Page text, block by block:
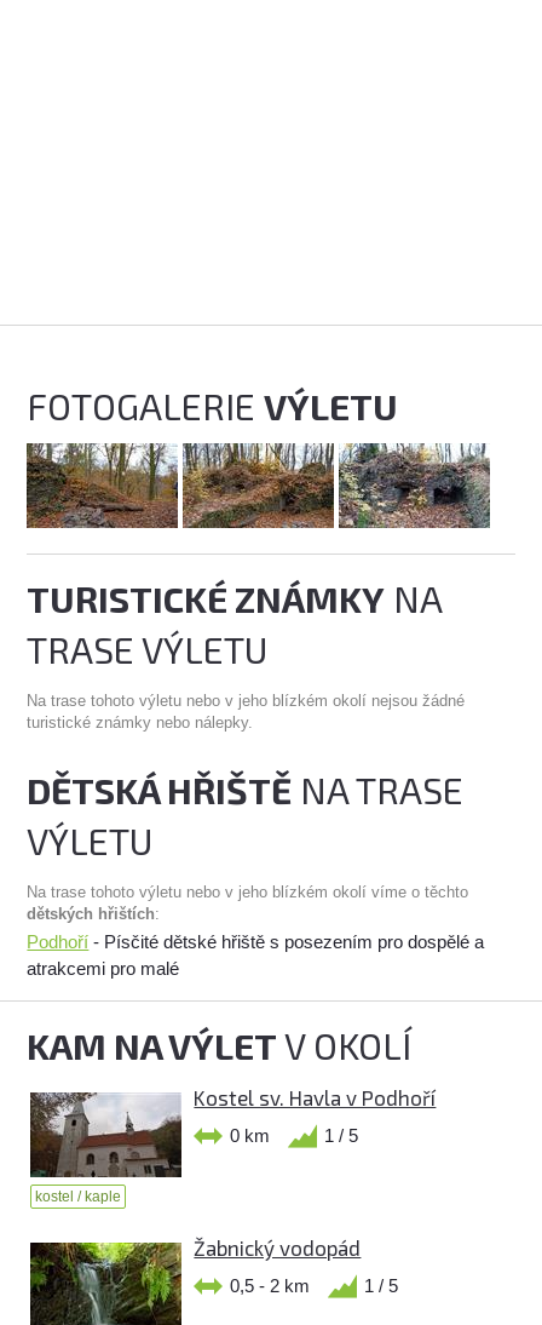
FOTOGALERIEVÝLETU
TURISTICKÉ ZNÁMKY NA
TRASE VÝLETU
Na trase tohoto výletu nebo v jeho blízkém okolí nejsou žádné
turistické známky nebo nálepky.
DĚTSKÁ HŘIŠTĚ NA TRASE
VÝLETU
Na trase tohoto výletu nebo v jeho blízkém okolí víme o těchto
dětských hřištích:
Podhoří - Písčité dětské hřiště s posezením pro dospělé a
atrakcemi pro malé
KAM NA VÝLETV OKOLÍ
Kostel sv. Havla v Podhoří
0 km 1 / 5
kostel / kaple
Žabnický vodopád
0,5 - 2 km 1 / 5